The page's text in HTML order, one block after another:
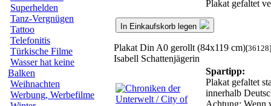
Superhelden
Tanz-Vergnügen
Tattoo
Telefonitis
Türkische Filme
Wasser hat keine
Balken
Weihnachten
Werbung, Werbefilme
Plakat gefaltet
In Einkaufskorb legen
Plakat Din A0 gerollt (84x119 cm)[36128]
Isabell Schattenjägerin
Spartipp:
Plakat gefaltet
innerhalb
Achtung: Wenn